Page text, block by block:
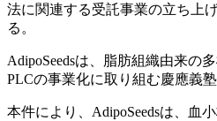
法に関連する受託事業の立ち上
る。
AdipoSeedsは、脂肪組織由来の
PLCの事業化に取り組む慶應義
本件により、AdipoSeedsは、血